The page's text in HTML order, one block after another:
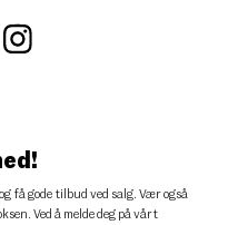
få gode tilbud ved salg. Vær også
Ved å melde deg på vårt